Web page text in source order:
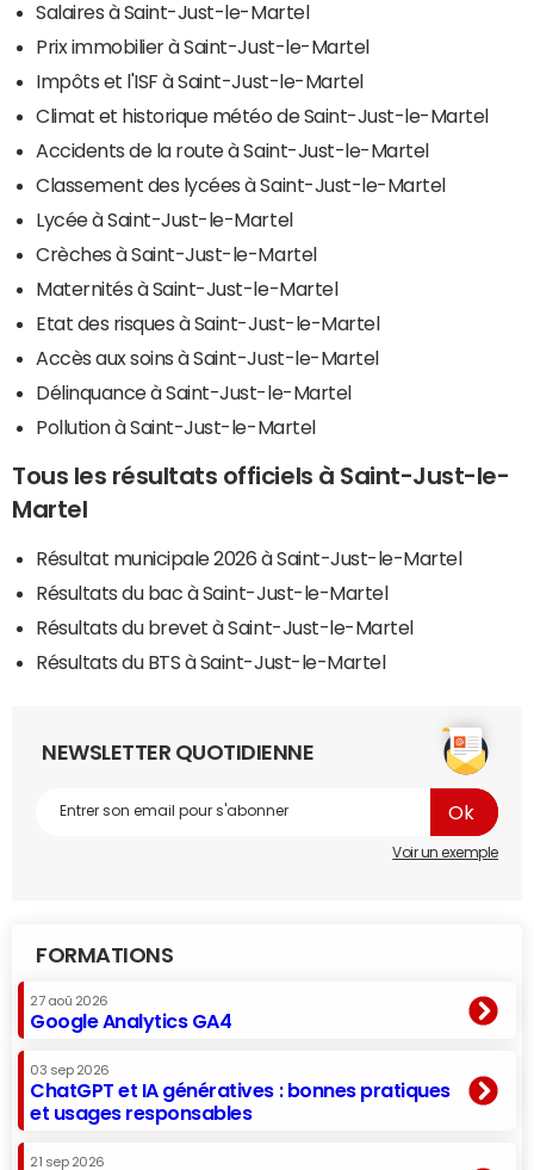
Salaires à Saint-Just-le-Martel
Prix immobilier à Saint-Just-le-Martel
Impôts et l'ISF à Saint-Just-le-Martel
Climat et historique météo de Saint-Just-le-Martel
Accidents de la route à Saint-Just-le-Martel
Classement des lycées à Saint-Just-le-Martel
Lycée à Saint-Just-le-Martel
Crèches à Saint-Just-le-Martel
Maternités à Saint-Just-le-Martel
Etat des risques à Saint-Just-le-Martel
Accès aux soins à Saint-Just-le-Martel
Délinquance à Saint-Just-le-Martel
Pollution à Saint-Just-le-Martel
Tous les résultats officiels à Saint-Just-le-
Martel
Résultat municipale 2026 à Saint-Just-le-Martel
Résultats du bac à Saint-Just-le-Martel
Résultats du brevet à Saint-Just-le-Martel
Résultats du BTS à Saint-Just-le-Martel
NEWSLETTER QUOTIDIENNE
Voir un exemple
FORMATIONS
27 aoû 2026
Google Analytics GA4
03 sep 2026
ChatGPT et IA génératives : bonnes pratiques
et usages responsables
21 sep 2026